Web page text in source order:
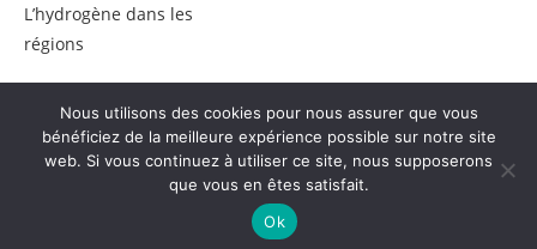
L’hydrogène dans les
régions
© Copyright –Communicaweb 2026
Gestion des données personnelles
Nous utilisons des cookies pour nous assurer que vous
bénéficiez de la meilleure expérience possible sur notre site
web. Si vous continuez à utiliser ce site, nous supposerons
que vous en êtes satisfait.
Ok